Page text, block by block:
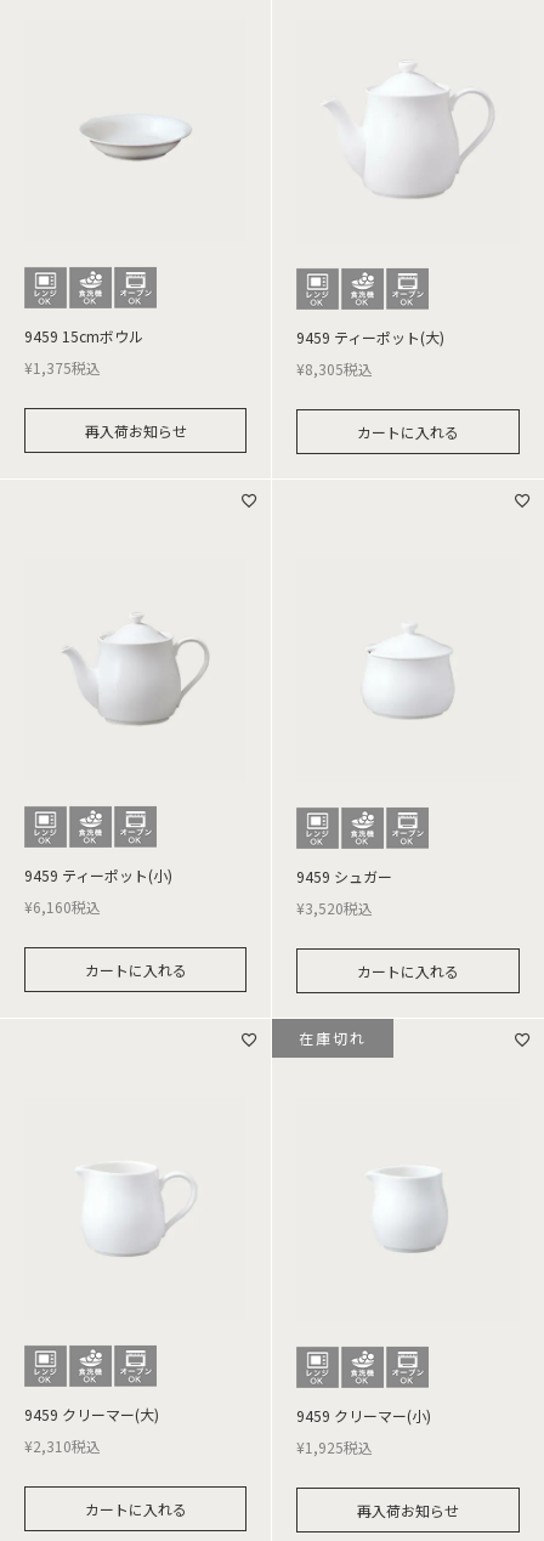
9459 15cmボウル
¥1,375税込
再入荷お知らせ
9459 ティーポット(大)
¥8,305税込
カートに入れる
9459 ティーポット(小)
¥6,160税込
カートに入れる
9459 シュガー
¥3,520税込
カートに入れる
9459 クリーマー(大)
¥2,310税込
カートに入れる
9459 クリーマー(小)
¥1,925税込
再入荷お知らせ
在庫切れ